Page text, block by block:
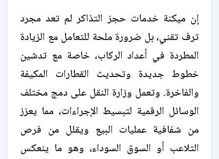
إن ميكنة خدمات حجز التذاكر لم تعد مجرد
ترف تقني، بل ضرورة ملحة للتعامل مع الزيادة
المطردة في أعداد الركاب، خاصة مع تدشين
خطوط جديدة وتحديث القطارات المكيفة
والفاخرة. وتعمل وزارة النقل على دمج مختلف
الوسائل الرقمية لتبسيط الإجراءات، مما يعزز
من شفافية عمليات البيع ويقلل من فرص
التلاعب أو السوق السوداء، وهو ما ينعكس